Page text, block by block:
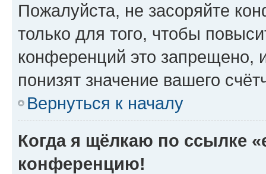
Пожалуйста, не засоряйте
только для того, чтобы
конференций это запрещено,
понизят значение вашего
Вернуться к началу
Когда я щёлкаю по ссылке
конференцию!